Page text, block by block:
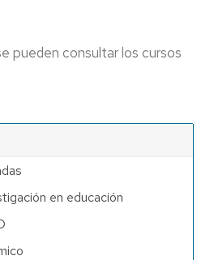
pueden consultar los cursos
en educación